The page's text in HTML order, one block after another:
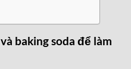
baking soda để làm